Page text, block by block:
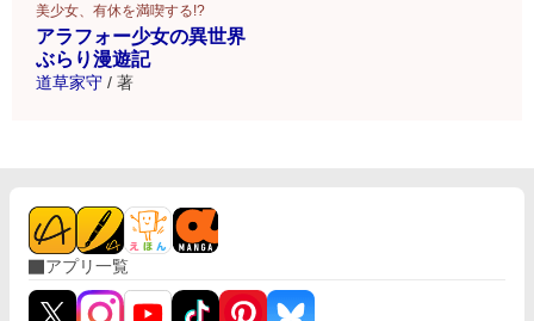
美少女、有休を満喫する!?
アラフォー少女の異世界
ぶらり漫遊記
道草家守 / 著
アプリ一覧